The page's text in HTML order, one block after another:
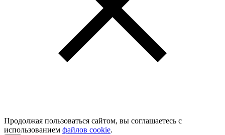
Продолжая пользоваться сайтом, вы соглашаетесь с
использованием файлов cookie.